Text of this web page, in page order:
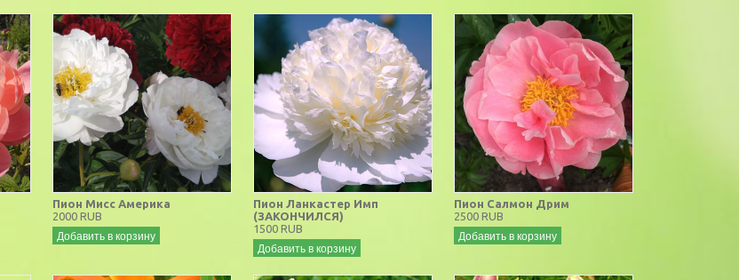
Пион Мисс Америка
2000 RUB
Добавить в корзину
Пион Ланкастер Имп
(ЗАКОНЧИЛСЯ)
1500 RUB
Добавить в корзину
Пион Салмон Дрим
2500 RUB
Добавить в корзину